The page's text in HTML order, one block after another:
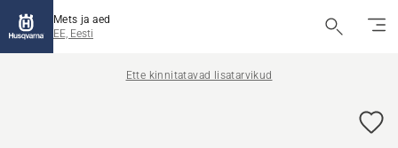
Mets ja aed
EE, Eesti
Ette kinnitatavad lisatarvikud